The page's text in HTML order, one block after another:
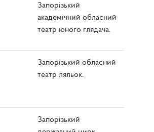
Запорізький
академічний обласний
театр юного глядача.
Запорізький обласний
театр ляльок.
Запорізький